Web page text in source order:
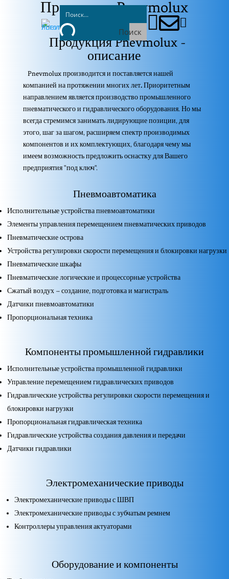
Поиск 
Продукция Pnevmolux
Продукция Pnevmolux -
описание
Pnevmolux производится и поставляется нашей
компанией на протяжении многих лет.Приоритетным
направлением является производство промышленного
пневматического и гидравлического оборудования. Но мы
всегда стремимся занимать лидирующие позиции, для
этого, шаг за шагом, расширяем спектр производимых
компонентов и их комплектующих, благодаря чему мы
имеем возможность предложить оснастку для Вашего
предприятия "под ключ".
Пневмоавтоматика
Исполнительные устройства пневмоавтоматики
Элементы управления перемещением пневматических приводов
Пневматические острова
Устройства регулировки скорости перемещения и блокировки нагрузки
Пневматические шкафы
Пневматические логические и процессорные устройства
Сжатый воздух – создание, подготовка и магистраль
Датчики пневмоавтоматики
Пропорциональная техника
Компоненты промышленной гидравлики
Исполнительные устройства промышленной гидравлики
Управление перемещением гидравлических приводов
Гидравлические устройства регулировки скорости перемещения и
блокировки нагрузки
Пропорциональная гидравлическая техника
Гидравлические устройства создания давления и передачи
Датчики гидравлики
Электромеханические приводы
Электромеханические приводы с ШВП
Электромеханические приводы с зубчатым ремнем
Контроллеры управления актуаторами
Оборудование и компоненты